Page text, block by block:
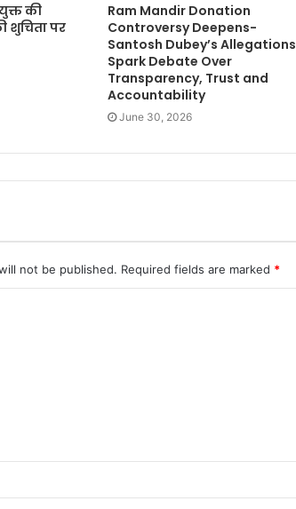
की
शुचिता पर
Ram Mandir Donation
Controversy Deepens-
Santosh Dubey’s Allegations
Spark Debate Over
Transparency, Trust and
Accountability
June 30, 2026
not be published. Required fields are marked *